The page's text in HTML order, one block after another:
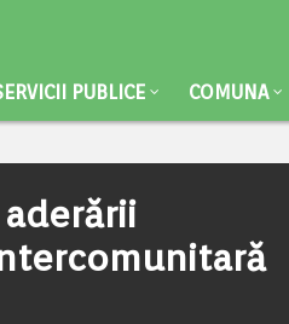
PUBLICE COMUNA
aderării